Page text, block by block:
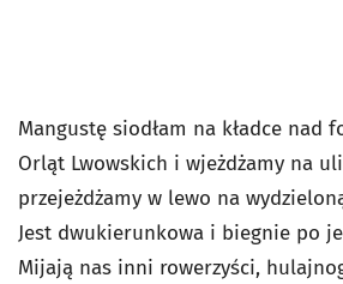
Mangustę siodłam na kładce nad
Orląt Lwowskich i wjeżdżamy na
przejeżdżamy w lewo na
Jest dwukierunkowa i biegnie po
Mijają nas inni rowerzyści,